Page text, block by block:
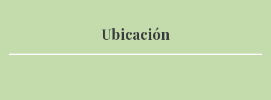
Ubicación